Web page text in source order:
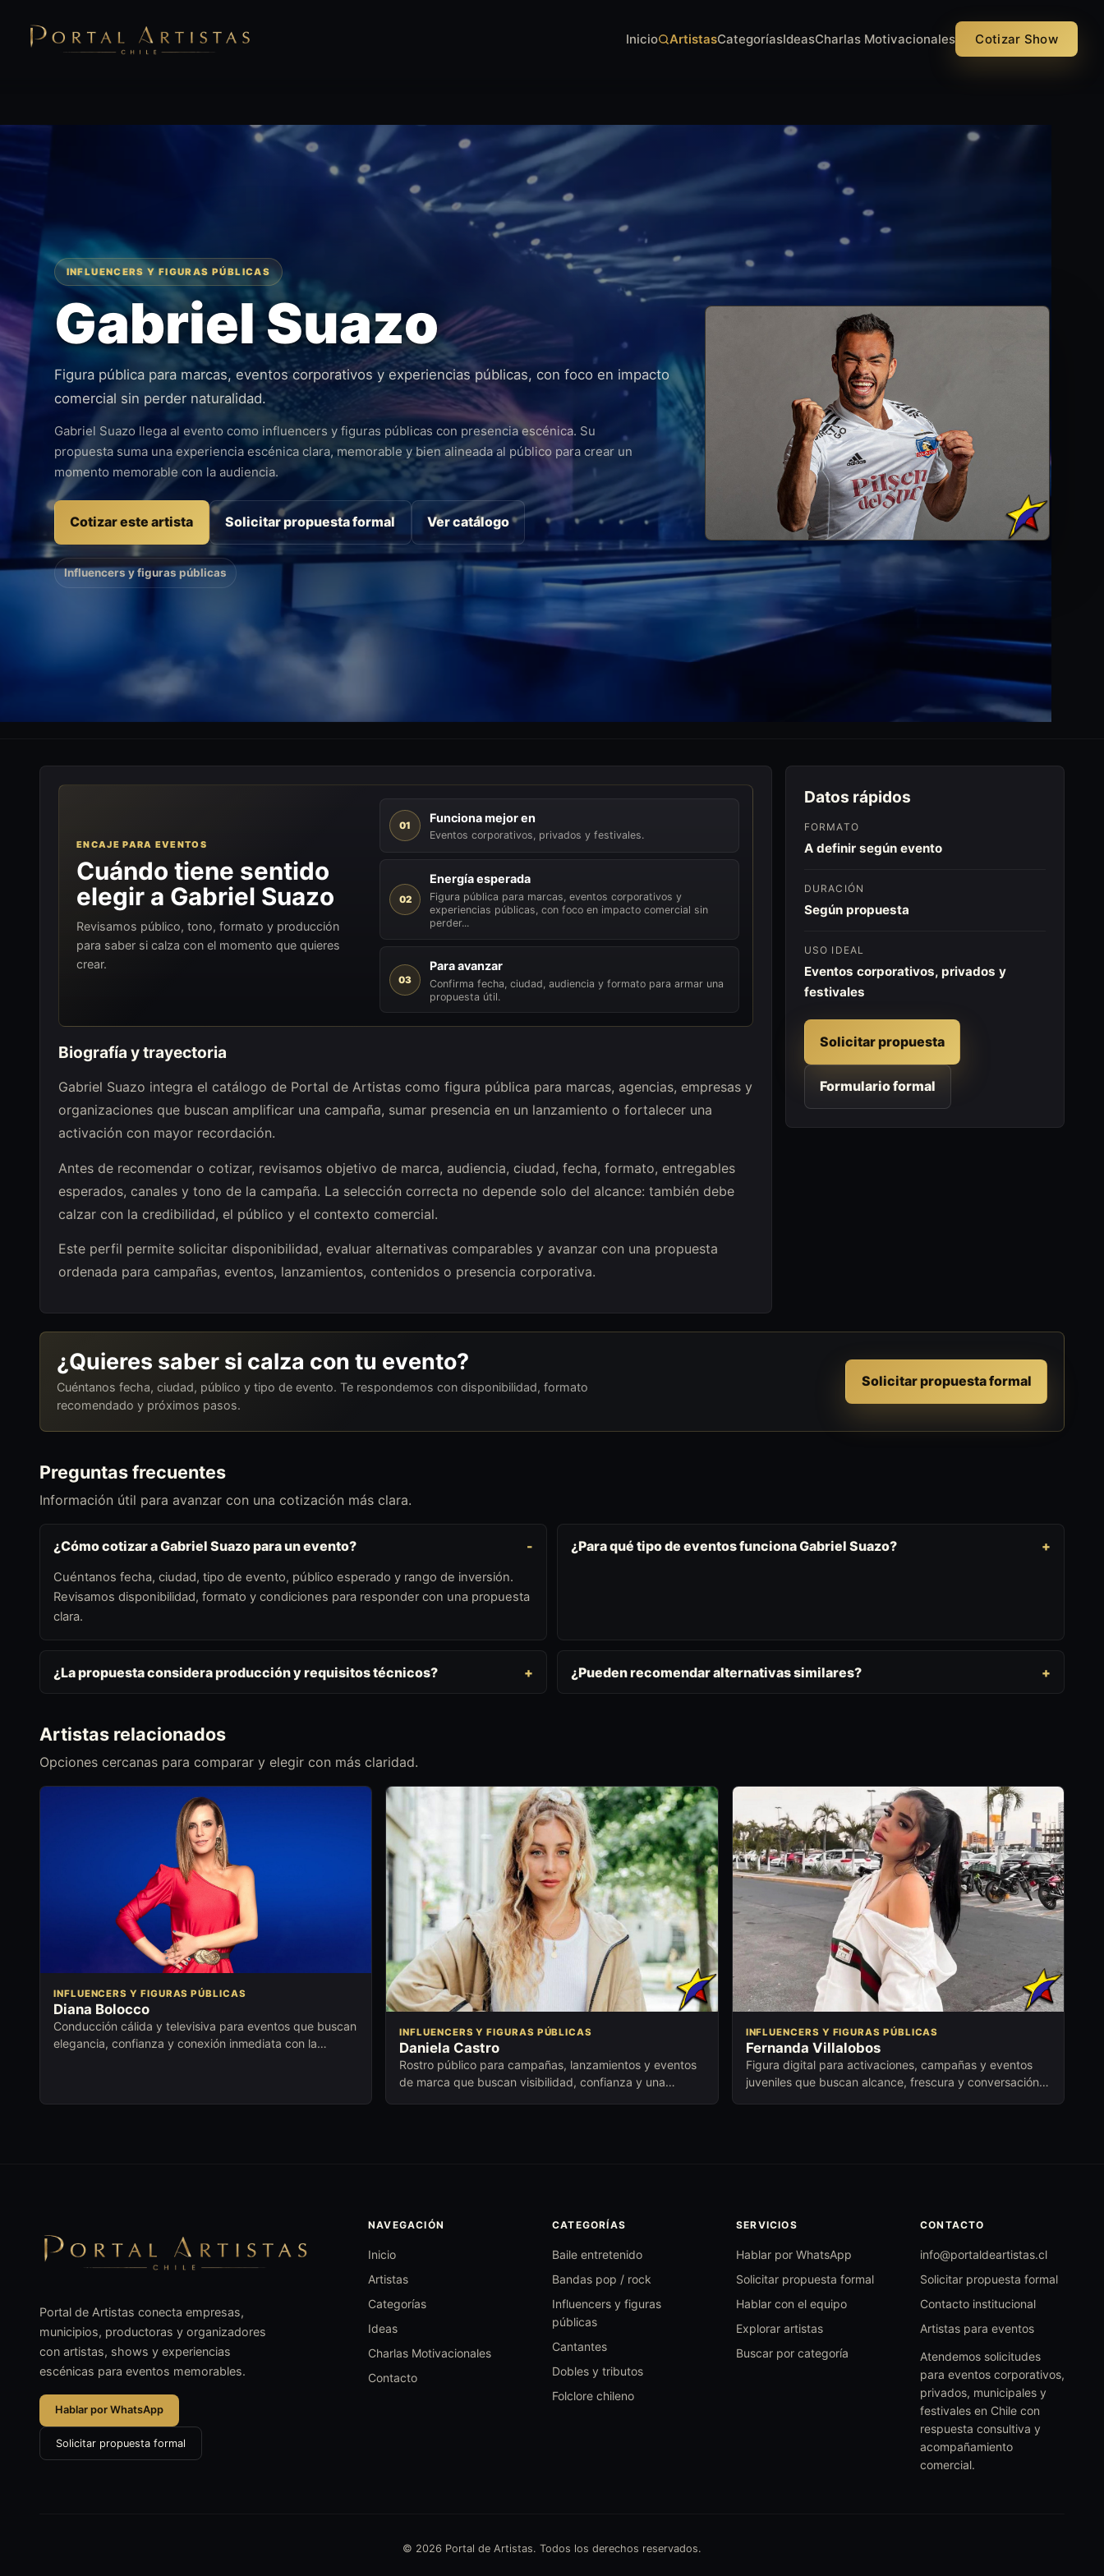
Inicio ArtistasCategoríasIdeasCharlas Motivacionales Cotizar Show
INFLUENCERS Y FIGURAS PÚBLICAS
Gabriel Suazo
Figura pública para marcas, eventos corporativos y experiencias públicas, con foco en impacto
comercial sin perder naturalidad.
Gabriel Suazo llega al evento como influencers y figuras públicas con presencia escénica. Su
propuesta suma una experiencia escénica clara, memorable y bien alineada al público para crear un
momento memorable con la audiencia.
Cotizar este artista Solicitar propuesta formal Ver catálogo
Influencers y figuras públicas
ENCAJE PARA EVENTOS
Cuándo tiene sentido
elegir a Gabriel Suazo
Revisamos público, tono, formato y producción
para saber si calza con el momento que quieres
crear.
01
Funciona mejor en
Eventos corporativos, privados y festivales.
02
Energía esperada
Figura pública para marcas, eventos corporativos y
experiencias públicas, con foco en impacto comercial sin
perder...
03
Para avanzar
Confirma fecha, ciudad, audiencia y formato para armar una
propuesta útil.
Biografía y trayectoria
Gabriel Suazo integra el catálogo de Portal de Artistas como figura pública para marcas, agencias, empresas y
organizaciones que buscan amplificar una campaña, sumar presencia en un lanzamiento o fortalecer una
activación con mayor recordación.
Antes de recomendar o cotizar, revisamos objetivo de marca, audiencia, ciudad, fecha, formato, entregables
esperados, canales y tono de la campaña. La selección correcta no depende solo del alcance: también debe
calzar con la credibilidad, el público y el contexto comercial.
Este perfil permite solicitar disponibilidad, evaluar alternativas comparables y avanzar con una propuesta
ordenada para campañas, eventos, lanzamientos, contenidos o presencia corporativa.
Datos rápidos
FORMATO
A definir según evento
DURACIÓN
Según propuesta
USO IDEAL
Eventos corporativos, privados y
festivales
Solicitar propuesta
Formulario formal
¿Quieres saber si calza con tu evento?
Cuéntanos fecha, ciudad, público y tipo de evento. Te respondemos con disponibilidad, formato
recomendado y próximos pasos.
Solicitar propuesta formal
Preguntas frecuentes
Información útil para avanzar con una cotización más clara.
¿Cómo cotizar a Gabriel Suazo para un evento?
Cuéntanos fecha, ciudad, tipo de evento, público esperado y rango de inversión.
Revisamos disponibilidad, formato y condiciones para responder con una propuesta
clara.
¿Para qué tipo de eventos funciona Gabriel Suazo?
¿La propuesta considera producción y requisitos técnicos? ¿Pueden recomendar alternativas similares?
Artistas relacionados
Opciones cercanas para comparar y elegir con más claridad.
INFLUENCERS Y FIGURAS PÚBLICAS
Diana Bolocco
Conducción cálida y televisiva para eventos que buscan
elegancia, confianza y conexión inmediata con la
INFLUENCERS Y FIGURAS PÚBLICAS
Daniela Castro
Rostro público para campañas, lanzamientos y eventos
de marca que buscan visibilidad, confianza y una
INFLUENCERS Y FIGURAS PÚBLICAS
Fernanda Villalobos
Figura digital para activaciones, campañas y eventos
juveniles que buscan alcance, frescura y conversación
Portal de Artistas conecta empresas,
municipios, productoras y organizadores
con artistas, shows y experiencias
escénicas para eventos memorables.
Hablar por WhatsApp
Solicitar propuesta formal
NAVEGACIÓN
Inicio
Artistas
Categorías
Ideas
Charlas Motivacionales
Contacto
CATEGORÍAS
Baile entretenido
Bandas pop / rock
Influencers y figuras
públicas
Cantantes
Dobles y tributos
Folclore chileno
SERVICIOS
Hablar por WhatsApp
Solicitar propuesta formal
Hablar con el equipo
Explorar artistas
Buscar por categoría
CONTACTO
info@portaldeartistas.cl
Solicitar propuesta formal
Contacto institucional
Artistas para eventos
Atendemos solicitudes
para eventos corporativos,
privados, municipales y
festivales en Chile con
respuesta consultiva y
acompañamiento
comercial.
© 2026 Portal de Artistas. Todos los derechos reservados.